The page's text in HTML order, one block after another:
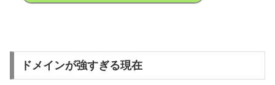
ドメインが強すぎる現在